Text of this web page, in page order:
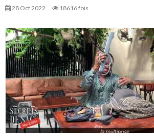
28 Oct 2022 18616 fois